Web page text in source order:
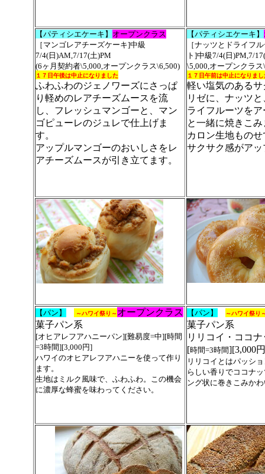
【パティシエケーキ】 オープンクラス
［マンゴレアチーズケーキ]中級
7/4(日)AM,7/17(土)PM
(6ヶ月契約者\5,000,オープンクラス\6,500)
１７日午後は中止になりました
ふわふわのジェノワーズにさっぱ
り軽めのレアチーズムースを流
し、フレッシュマンゴーと、マン
ゴピューレのジュレで仕上げま
す。
アップルマンゴーのおいしさをレ
アチーズムースが引き立てます。
【パティシエケーキ】
［ナッツとドライフ
ト]中級7/4(日)PM,7/
\5,000,オープンクラス
１７日午前は中止になりまし
軽い塩気のある
リゼに、ナッツ
ライフルーツを
と一緒に焼きこ
カロン生地もの
サクサク感がア
【パン】 ～ハワイ祭り～オープンクラス
菓子パン系
[オヒアレフアハニーパン][難易度=中][時間
=3時間][3,000円]
ハワイのオヒアレフアハニーを使って作り
ます。
生地はミルク風味で、ふわふわ。この機会
に濃厚な蜂蜜を味わってください。
【パン】 ～ハワイ祭り
菓子パン系
リリコイ・ココ
[時間=3時間][3,000
リリコイとはパッシ
らしい香りでココナ
ング状に巻きこみか